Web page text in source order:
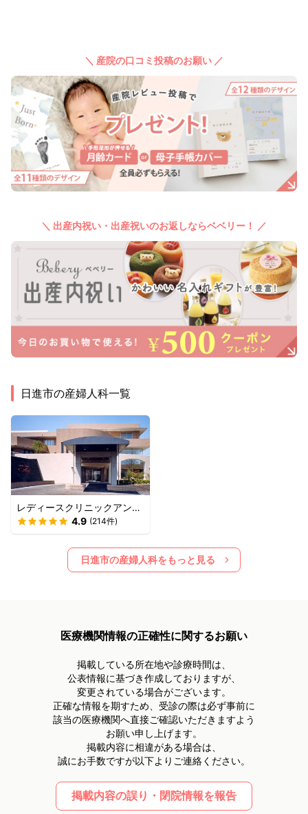
＼ 産院の口コミ投稿のお願い ／
＼ 出産内祝い・出産祝いのお返しならベベリー！ ／
日進市の産婦人科一覧
レディースクリニックアンジ
ュ
4.9 (214件)
日進市の産婦人科をもっと見る
医療機関情報の正確性に関するお願い
掲載している所在地や診療時間は、
公表情報に基づき作成しておりますが、
変更されている場合がございます。
正確な情報を期すため、受診の際は必ず事前に
該当の医療機関へ直接ご確認いただきますよう
お願い申し上げます。
掲載内容に相違がある場合は、
誠にお手数ですが以下よりご連絡ください。
掲載内容の誤り・閉院情報を報告